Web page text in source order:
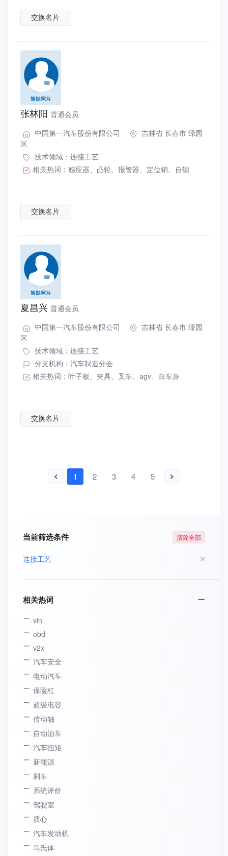
交换名片
张林阳 普通会员
中国第一汽车股份有限公司
吉林省 长春市 绿园
区
技术领域： 连接工艺
相关热词： 感应器、 凸轮、 报警器、 定位销、 自锁
交换名片
夏昌兴 普通会员
中国第一汽车股份有限公司
吉林省 长春市 绿园
区
技术领域： 连接工艺
分支机构：汽车制造分会
相关热词： 叶子板 、 夹具、 叉车、 agv、 白车身
交换名片
1 2 3 4 5
当前筛选条件 清除全部
连接工艺
相关热词
vin
obd
v2x
汽车安全
电动汽车
保险杠
超级电容
传动轴
自动泊车
汽车扭矩
新能源
刹车
系统评价
驾驶室
质心
汽车发动机
马氏体